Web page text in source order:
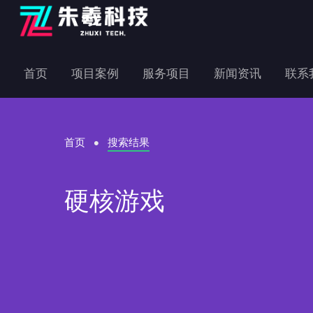
首页 项目案例 服务项目 新闻资讯 联系
首页 搜索结果
硬核游戏